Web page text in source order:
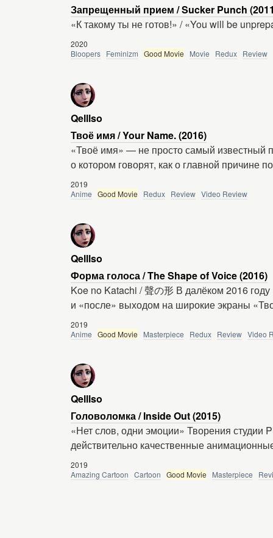
Запрещенный прием / Sucker Punch
«К такому ты не готов!» / «You will be
2020
Bloopers Feminizm Good Movie Movie Redux Review
Qelllso
Твоё имя / Your Name. (2016)
«Твоё имя» — не просто самый известный
о котором говорят, как о главной причине
2019
Anime Good Movie Redux Review Video Review
Qelllso
Форма голоса / The Shape of Voice (2016)
Koe no Katachi / 聲の形 В далёком 2016
и «после» выходом на широкие экраны
2019
Anime Good Movie Masterpiece Redux Review Video
Qelllso
Головоломка / Inside Out (2015)
«Нет слов, одни эмоции» Творения студии
действительно качественные
2019
Amazing Cartoon Cartoon Good Movie Masterpiece